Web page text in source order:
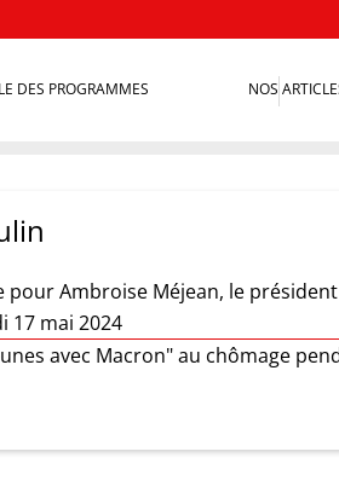
DES PROGRAMMES NOS
Ambroise Méjean, le président
17 mai 2024
avec Macron" au chômage